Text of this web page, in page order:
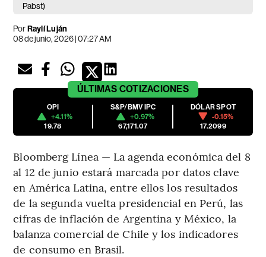
Pabst)
PorRaylí Luján
08 de junio, 2026 | 07:27 AM
ÚLTIMAS COTIZACIONES
OPI
+4.11%
19.78
S&P/BMV IPC
+0.97%
67,171.07
DÓLAR SPOT
-0.15%
17.2099
Bloomberg Línea — La agenda económica del 8
al 12 de junio estará marcada por datos clave
en América Latina, entre ellos los resultados
de la segunda vuelta presidencial en Perú, las
cifras de inflación de Argentina y México, la
balanza comercial de Chile y los indicadores
de consumo en Brasil.